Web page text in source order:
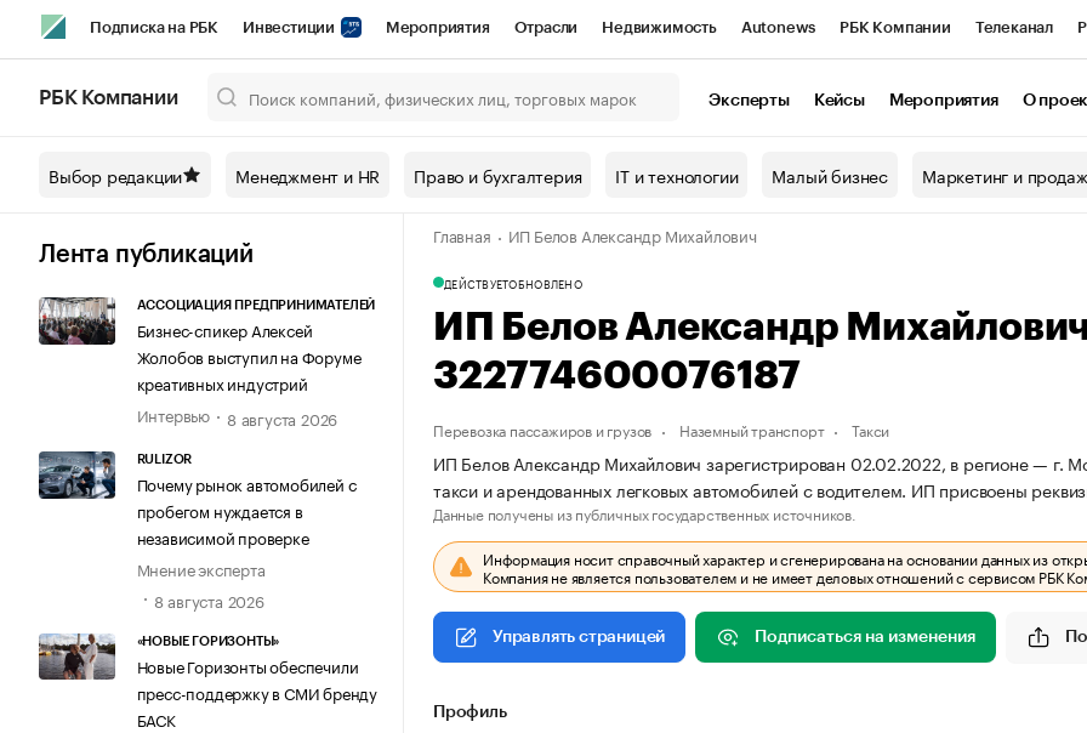
Подписка на РБК Инвестиции Мероприятия Отрасли Недвижимость Autonews РБК Компании Телеканал
Спецпроекты СПб Конференции СПб Спецпроекты Проверка контрагентов
Технологии и медиа Рынок наличной валюты
РБК Компании Эксперты Кейсы Мероприятия О
Выбор редакции Менеджмент и HR Право и бухгалтерия IT и технологии Малый бизнес Маркетинг и
Лента публикаций
АССОЦИАЦИЯ ПРЕДПРИНИМАТЕЛЕЙ
Бизнес-спикер Алексей
Жолобов выступил на Форуме
креативных индустрий
Интервью
8 августа 2026
RULIZOR
Почему рынок автомобилей с
пробегом нуждается в
независимой проверке
Мнение эксперта
8 августа 2026
«НОВЫЕ ГОРИЗОНТЫ»
Новые Горизонты обеспечили
пресс-поддержку в СМИ бренду
БАСК
Главная ИП Белов Александр Михайлович
ДЕЙСТВУЕТОБНОВЛЕНО
ИП Белов Александр
322774600076187
Перевозка пассажиров и грузов Наземный транспорт Такси
ИП Белов Александр Михайлович зарегистрирован 02.02.2022, в регионе — г.
такси и арендованных легковых автомобилей с водителем. ИП присвоены
Данные получены из публичных государственных источников.
Информация носит справочный характер и сгенерирована на основании данных из
Компания не является пользователем и не имеет деловых отношений с сервисом РБК
Управлять страницей Подписаться на изменения
Профиль